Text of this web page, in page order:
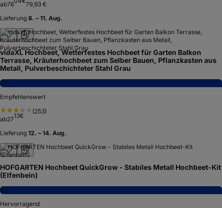
ab76
79,93 €
Lieferung 8. – 11. Aug.
vidaXL Hochbeet, Wetterfestes Hochbeet für Garten Balkon
Terrasse, Kräuterhochbeet zum Selber Bauen, Pflanzkasten aus
Metall, Pulverbeschichteter Stahl Grau
7,1
Empfehlenswert
(253)
ab2713€
Lieferung 12. – 14. Aug.
HOFGARTEN Hochbeet QuickGrow - Stabiles Metall Hochbeet-Kit
(Elfenbein)
8,1
Hervorragend